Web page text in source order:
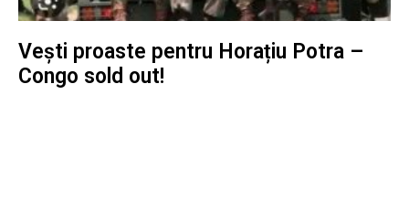
Vești proaste pentru Horațiu Potra –
Congo sold out!